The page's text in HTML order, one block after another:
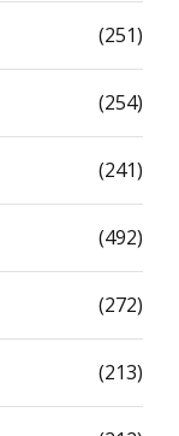
(251)
(254)
(241)
(492)
(272)
(213)